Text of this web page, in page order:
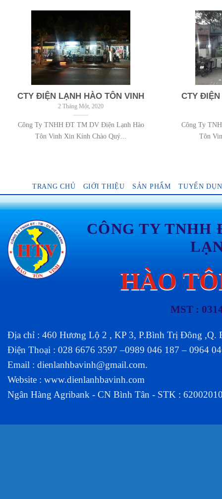
CTY ĐIỆN LẠNH HÀO TÔN VINH
2 Tháng Một, 2020
Công Ty TNHH ĐT TM DV Điện Lạnh Hào
Tôn Vinh Xin Kính Chào Quý...
CTY ĐIỆN
Công Ty
Tôn
TRANG CHỦ GIỚI THIỆU SẢN PHẨM TUYỂN
CÔNG TY TNHH
HÀO
MST :
Địa chỉ : 460 Hương Lộ 2 , KP 3, P.Bình Trị Đông ,Q.
Điện Thoại : 028 6676 3597 –0989 046 187 – 0964
Email : dienlanhbavinh@gmail.com.
Website : www.dienlanhbavinh.com
Ngân Hàng Agribank - CN Bình Tân - STK :